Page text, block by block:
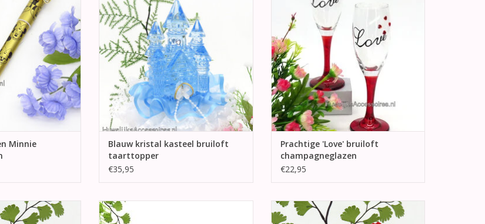
Disney Mickey en
pennen.
WINKELWAGEN
Minnie
en 2 gouden ringen.
TOEVOEGEN AAN WINKELWAGEN
Blauw kristal kasteel bruiloft
taarttopper
€35,95
sprankelende rode hartjes. Deze
champagneglazen hebben een rode steel
en voet.
TOEVOEGEN AAN WINKELWAGEN
Prachtige 'Love' bruiloft
champagneglazen
€22,95
of andere feest
Mickey Mouse.
Schitterende roze en wit bruids
kousenband. Versierd met een roze strik,
Super mooie bruiloft of andere feest
bedankje van Disney Minnie Mouse.